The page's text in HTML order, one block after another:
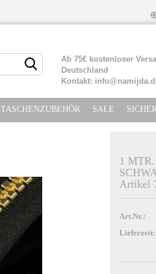
Konto erstellen
Passwort vergessen?
Ab 75€ kostenloser
Deutschland
Kontakt:
TASCHENZUBEHÖR SALE
1
Artikel
Art.Nr.:
Lieferzeit: